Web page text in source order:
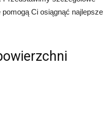
Ci osiągnąć najlepsze